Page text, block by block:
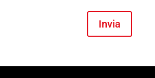
Invia